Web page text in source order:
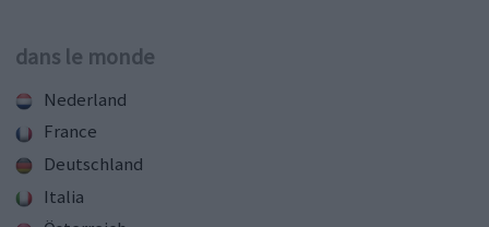
dans le monde
Nederland
France
Deutschland
Italia